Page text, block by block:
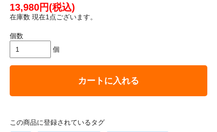
13,980円(税込)
在庫数 現在1点ございます。
個数
個
カートに入れる
この商品に登録されているタグ